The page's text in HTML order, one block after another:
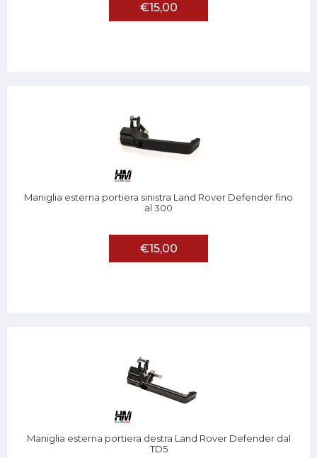
€15,00
Maniglia esterna portiera sinistra Land Rover Defender fino
al 300
€15,00
Maniglia esterna portiera destra Land Rover Defender dal
TD5